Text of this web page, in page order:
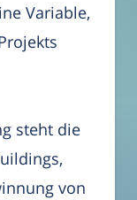
Variable,
steht die
von